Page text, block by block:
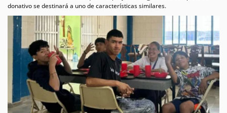
donativo se destinará a uno de características similares.